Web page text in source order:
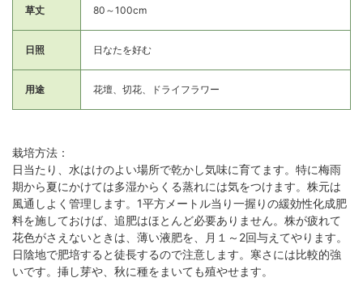
草丈 80～100cm
日照 日なたを好む
用途 花壇、切花、ドライフラワー
栽培方法：
日当たり、水はけのよい場所で乾かし気味に育てます。特に梅雨
期から夏にかけては多湿からくる蒸れには気をつけます。株元は
風通しよく管理します。1平方メートル当り一握りの緩効性化成肥
料を施しておけば、追肥はほとんど必要ありません。株が疲れて
花色がさえないときは、薄い液肥を、月１～2回与えてやります。
日陰地で肥培すると徒長するので注意します。寒さには比較的強
いです。挿し芽や、秋に種をまいても殖やせます。